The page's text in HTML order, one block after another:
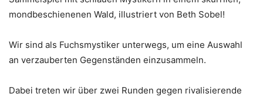
mondbeschienenen Wald, illustriert von Beth Sobel!
Wir sind als Fuchsmystiker unterwegs, um eine Auswahl
an verzauberten Gegenständen einzusammeln.
Dabei treten wir über zwei Runden gegen rivalisierende